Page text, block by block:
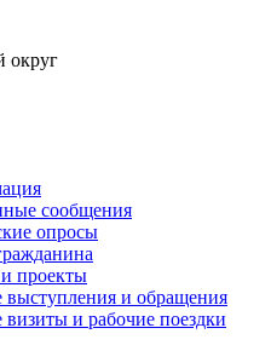
округ
сообщения
опросы
проекты
и обращения
и рабочие поездки